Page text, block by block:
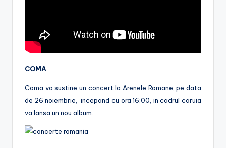
COMA
Coma va sustine un concert la Arenele Romane, pe data
de 26 noiembrie, incepand cu ora 16:00, in cadrul caruia
va lansa un nou album.